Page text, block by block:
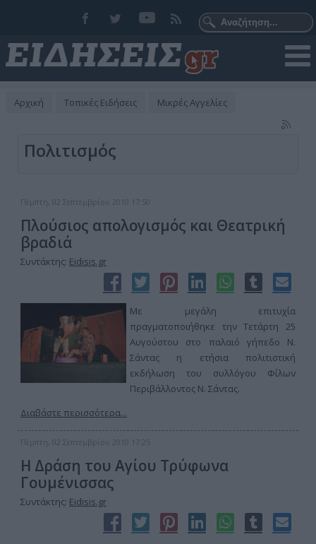
Αρχική Τοπικές Ειδήσεις Μικρές Αγγελίες
Πολιτισμός
Πέμπτη, 02 Σεπτεμβρίου 2010 17:50
Πλούσιος απολογισμός και Θεατρική
βραδιά
Συντάκτης: Eidisis.gr
Με μεγάλη επιτυχία
πραγματοποιήθηκε την Τετάρτη 25
Αυγούστου στο παλαιό γήπεδο Ν.
Σάντας η ετήσια πολιτιστική
εκδήλωση του συλλόγου Φίλων
Περιβάλλοντος Ν. Σάντας.
Διαβάστε περισσότερα...
Πέμπτη, 02 Σεπτεμβρίου 2010 17:25
Η Δράση του Αγίου Τρύφωνα
Γουμένισσας
Συντάκτης: Eidisis.gr